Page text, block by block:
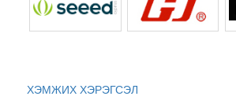
ХЭМЖИХ ХЭРЭГСЭЛ